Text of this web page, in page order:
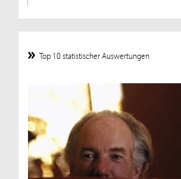
Top 10 statistischer Auswertungen